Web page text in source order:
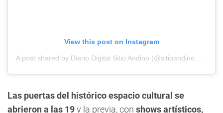
View this post on Instagram
Las puertas del histórico espacio cultural se
abrieron a las 19y la previa, con shows artísticos,